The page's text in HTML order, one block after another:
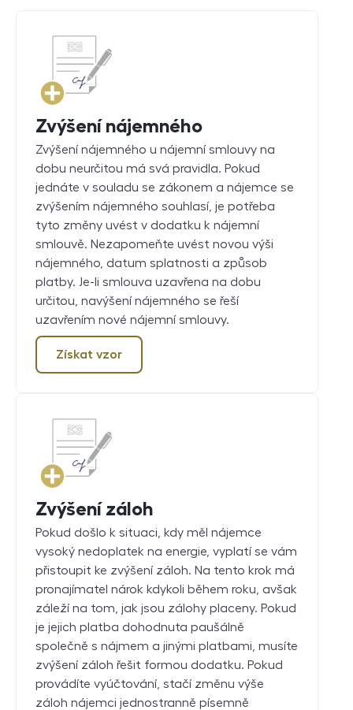
Zvýšení nájemného
Zvýšení nájemného u nájemní smlouvy na
dobu neurčitou má svá pravidla. Pokud
jednáte v souladu se zákonem a nájemce se
zvýšením nájemného souhlasí, je potřeba
tyto změny uvést v dodatku k nájemní
smlouvě. Nezapomeňte uvést novou výši
nájemného, datum splatnosti a způsob
platby. Je-li smlouva uzavřena na dobu
určitou, navýšení nájemného se řeší
uzavřením nové nájemní smlouvy.
Získat vzor
Zvýšení záloh
Pokud došlo k situaci, kdy měl nájemce
vysoký nedoplatek na energie, vyplatí se vám
přistoupit ke zvýšení záloh. Na tento krok má
pronajímatel nárok kdykoli během roku, avšak
záleží na tom, jak jsou zálohy placeny. Pokud
je jejich platba dohodnuta paušálně
společně s nájmem a jinými platbami, musíte
zvýšení záloh řešit formou dodatku. Pokud
provádíte vyúčtování, stačí změnu výše
záloh nájemci jednostranně písemně